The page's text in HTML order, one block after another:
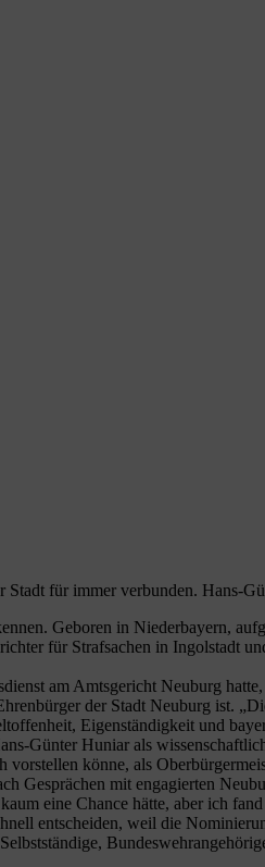
für immer verbunden. Hans-
Geboren in Niederbayern,
für Strafsachen in Ingolstadt
am Amtsgericht Neuburg
der Stadt Neuburg ist.
Eigenständigkeit und
Günter Huniar als
könne, als
Gesprächen mit engagierten
eine Chance hätte, aber ich
entscheiden, weil die